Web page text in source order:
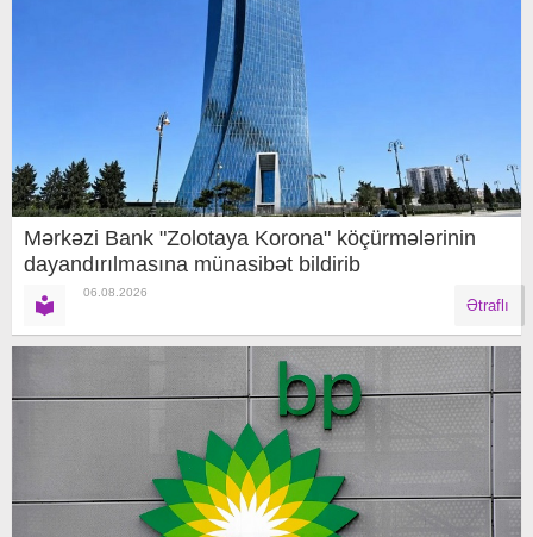
Mərkəzi Bank "Zolotaya Korona" köçürmələrinin
dayandırılmasına münasibət bildirib
06.08.2026
Ətraflı